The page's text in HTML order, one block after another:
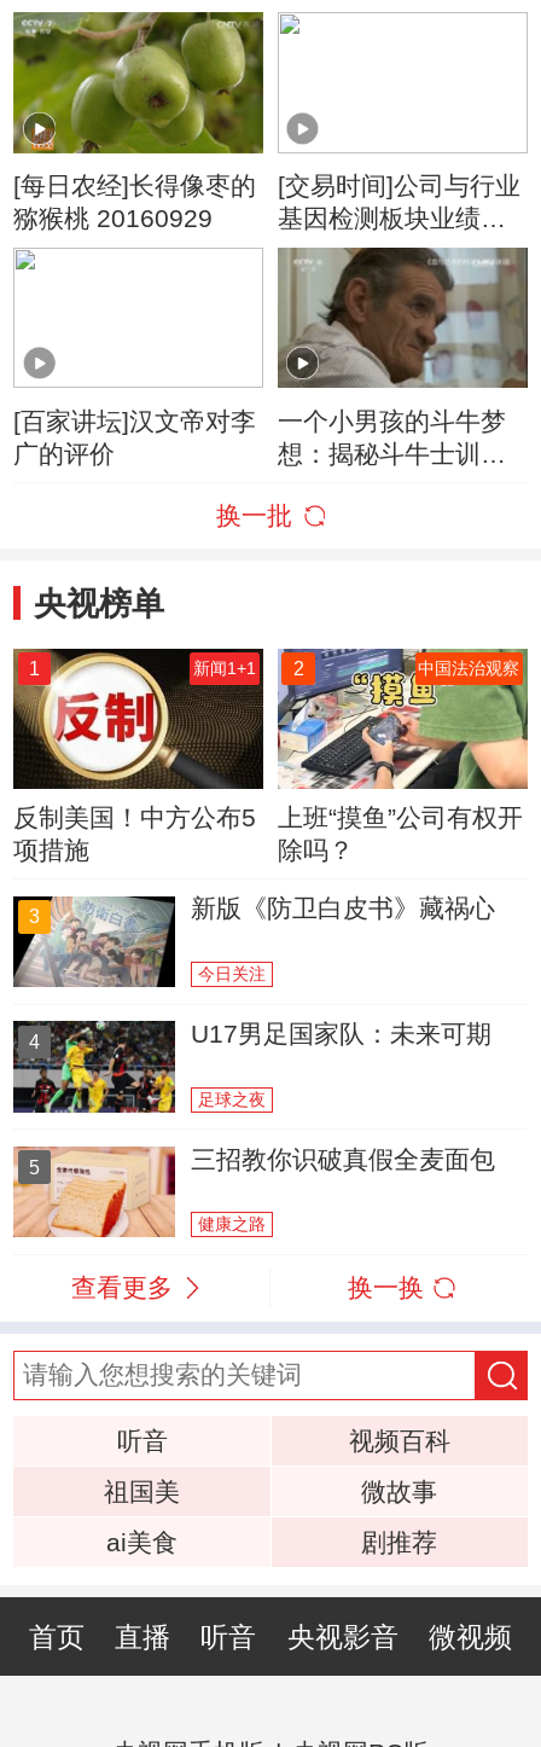
唱：阿云嘎
术女神
[每日农经]长得像枣的
猕猴桃 20160929
[交易时间]公司与行业
基因检测板块业绩加
速增长 投融资日趋活
[百家讲坛]汉文帝对李
广的评价
一个小男孩的斗牛梦
想：揭秘斗牛士训练
换一批
央视榜单
1 新闻1+1
反制美国！中方公布5
项措施
2 中国法治观察
上班“摸鱼”公司有权开
除吗？
3 新版《防卫白皮书》藏祸心
今日关注
4 U17男足国家队：未来可期
足球之夜
5 三招教你识破真假全麦面包
健康之路
查看更多 换一换
听音
视频百科
祖国美
微故事
ai美食
剧推荐
首页 直播 听音 央视影音 微视频